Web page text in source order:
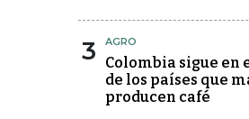
3 AGRO
Colombia sigue en
de los países que
producen café